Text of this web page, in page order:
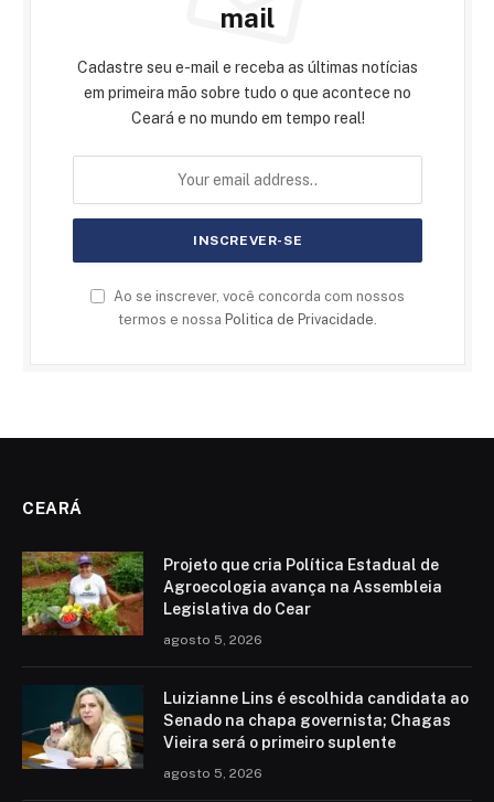
mail
Cadastre seu e-mail e receba as últimas notícias
em primeira mão sobre tudo o que acontece no
Ceará e no mundo em tempo real!
Ao se inscrever, você concorda com nossos
termos e nossa Politica de Privacidade
CEARÁ
Projeto que cria Política Estadual de
Agroecologia avança na Assembleia
Legislativa do Cear
agosto 5, 2026
Luizianne Lins é escolhida candidata ao
Senado na chapa governista; Chagas
Vieira será o primeiro suplente
agosto 5, 2026